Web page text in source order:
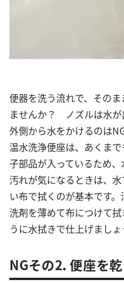
便器を洗う流れで、その
ませんか？ ノズルは水が
外側から水をかけるのはNG
温水洗浄便座は、あくま
子部品が入っているため、
汚れが気になるときは、
い布で拭くのが基本です
洗剤を薄めて布につけて
うに水拭きで仕上げましょ
NGその2．便座を